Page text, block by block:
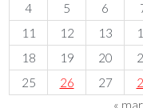
4
5 6
11
12 13
18
19 20
25
26 27
« mar